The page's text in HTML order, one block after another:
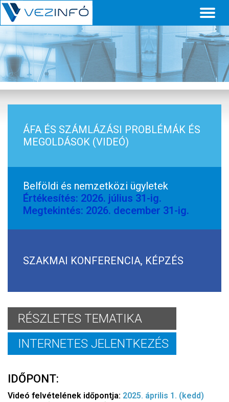
ÁFA ÉS SZÁMLÁZÁSI PROBLÉMÁK ÉS
MEGOLDÁSOK (VIDEÓ)
Belföldi és nemzetközi ügyletek
Értékesítés: 2026. július 31-ig.
Megtekintés: 2026. december 31-ig.
SZAKMAI KONFERENCIA, KÉPZÉS
RÉSZLETES TEMATIKA
INTERNETES JELENTKEZÉS
IDŐPONT:
Videó felvételének időpontja: 2025. április 1. (kedd)